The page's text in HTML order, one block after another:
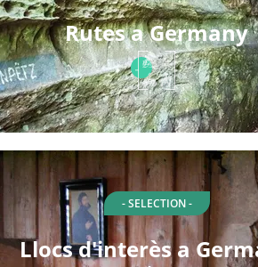
Rutes a Germany
- SELECTION -
Llocs d'interès a